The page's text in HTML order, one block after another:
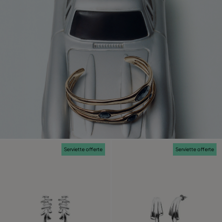
Serviette offerte Serviette offerte